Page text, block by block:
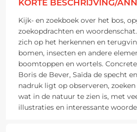
KORTE BESCHRIJVING/
Kijk- en zoekboek over het bos,
zoekopdrachten en
zich op het herkennen en
bomen, insecten en andere
boomtoppen en wortels.
Boris de Bever, Saïda de specht
nadruk ligt op observeren,
wat in de natuur te zien is, met
illustraties en interessante